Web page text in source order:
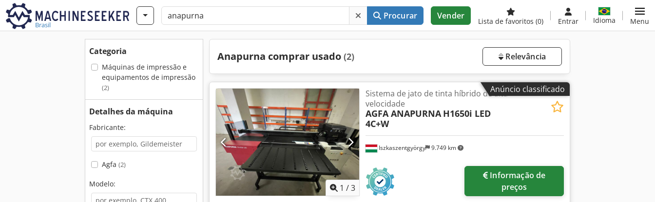
Brasil
Procurar Vender
Lista de favoritos (0) Entrar Idioma Menu
Categoria
Máquinas de impressão e
equipamentos de impressão
(2)
Detalhes da máquina
Fabricante:
Agfa (2)
Modelo:
Anapurna comprar usado (2) Relevância
Anúncio classificado
1 /3
Iszkaszentgyörgy 9.749 km
Sistema de jato de tinta híbrido de alta
velocidade
AGFA ANAPURNA H1650i LED
4C+W
preços